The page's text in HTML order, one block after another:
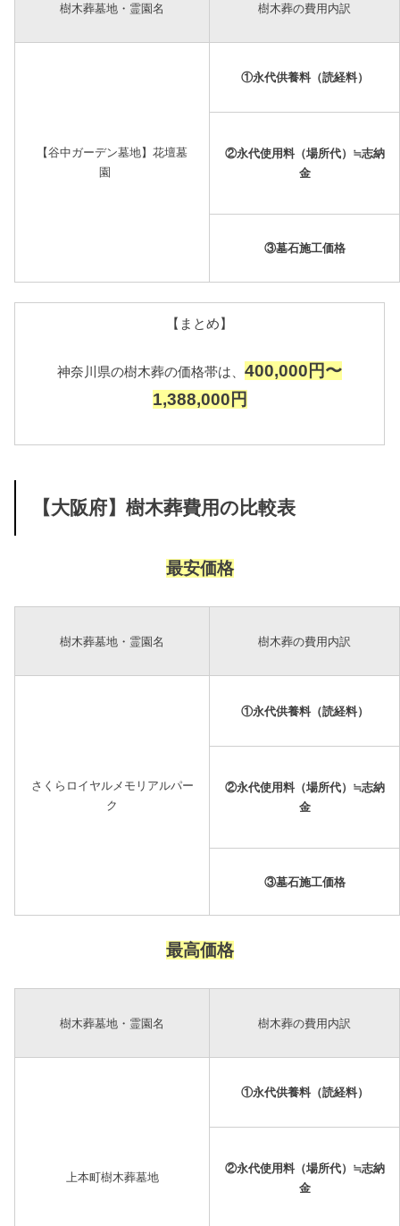
樹木葬墓地・霊園名 樹木葬の費用内訳
【谷中ガーデン墓地】花壇墓
園
①永代供養料（読経料）
②永代使用料（場所代）≒志納
金
③墓石施工価格
【まとめ】
神奈川県の樹木葬の価格帯は、400,000円〜
1,388,000円
【大阪府】樹木葬費用の比較表
最安価格
樹木葬墓地・霊園名 樹木葬の費用内訳
さくらロイヤルメモリアルパー
ク
①永代供養料（読経料）
②永代使用料（場所代）≒志納
金
③墓石施工価格
最高価格
樹木葬墓地・霊園名 樹木葬の費用内訳
上本町樹木葬墓地
①永代供養料（読経料）
②永代使用料（場所代）≒志納
金